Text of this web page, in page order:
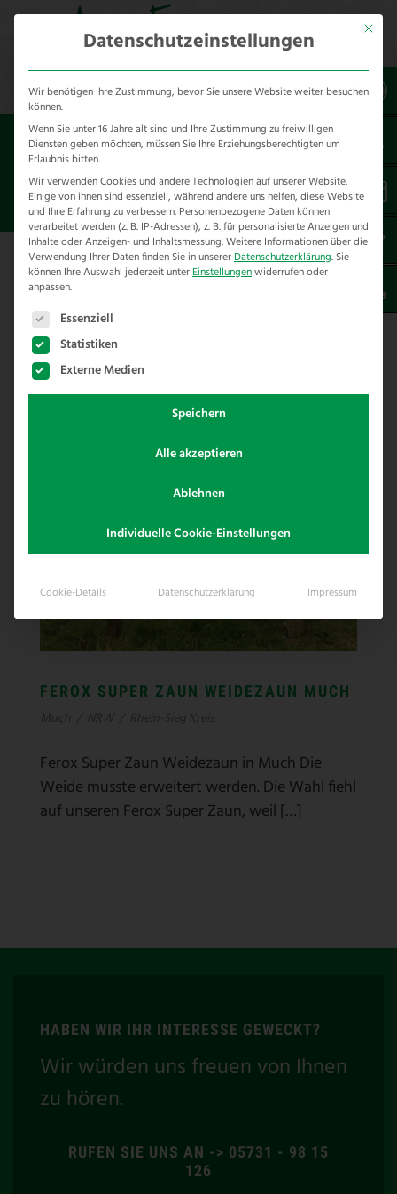
Sie sind hier:Referenzen
unsere Referenzen
nach Städten
ZAUNBAU IN MUCH
Hier finden Sie unsere Zaunbau
Referenzen in Much – Rhein-Sieg-
Kreis
FEROX SUPER ZAUN WEIDEZAUN MUCH
Ferox Super Zaun Weidezaun in Much Die
Weide musste erweitert werden. Die Wahl fiehl
auf unseren Ferox Super Zaun, weil […]
HABEN WIR IHR INTERESSE GEWECKT?
Wir würden uns freuen von Ihnen
zu hören.
RUFEN SIE UNS AN -> 05731 - 98 15
126
Mit
Datenschutzeinstellungen
Wir benötigen Ihre Zustimmung, bevor Sie unsere Website weiter besuchen
können.
Wenn Sie unter 16 Jahre alt sind und Ihre Zustimmung zu freiwilligen
Diensten geben möchten, müssen Sie Ihre Erziehungsberechtigten um
Erlaubnis bitten.
Wir verwenden Cookies und andere Technologien auf unserer Website.
Einige von ihnen sind essenziell, während andere uns helfen, diese Website
und Ihre Erfahrung zu verbessern. Personenbezogene Daten können
verarbeitet werden (z. B. IP-Adressen), z. B. für personalisierte Anzeigen und
Inhalte oder Anzeigen- und Inhaltsmessung.Weitere Informationen über die
Verwendung Ihrer Daten finden Sie in unsererDatenschutzerklärung. Sie
können Ihre Auswahl jederzeit unterEinstellungenwiderrufen oder
anpassen.
Es folgt eine Liste der Service-Gruppen, für die eine
Essenziell
Statistiken
Externe Medien
Speichern
Alle akzeptieren
Ablehnen
Individuelle Cookie-Einstellungen
Cookie-Details Datenschutzerklärung Impressum